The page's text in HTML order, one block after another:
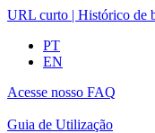
URL curto | Histórico de
PT
EN
Acesse nosso FAQ
Guia de Utilização